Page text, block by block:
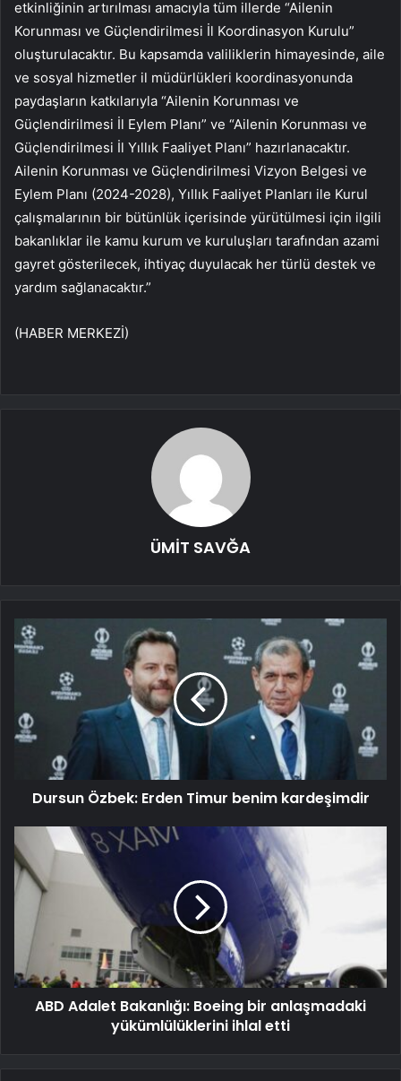
etkinliğinin artırılması amacıyla tüm illerde “Ailenin
Korunması ve Güçlendirilmesi İl Koordinasyon Kurulu”
oluşturulacaktır. Bu kapsamda valiliklerin himayesinde, aile
ve sosyal hizmetler il müdürlükleri koordinasyonunda
paydaşların katkılarıyla “Ailenin Korunması ve
Güçlendirilmesi İl Eylem Planı” ve “Ailenin Korunması ve
Güçlendirilmesi İl Yıllık Faaliyet Planı” hazırlanacaktır.
Ailenin Korunması ve Güçlendirilmesi Vizyon Belgesi ve
Eylem Planı (2024-2028), Yıllık Faaliyet Planları ile Kurul
çalışmalarının bir bütünlük içerisinde yürütülmesi için ilgili
bakanlıklar ile kamu kurum ve kuruluşları tarafından azami
gayret gösterilecek, ihtiyaç duyulacak her türlü destek ve
yardım sağlanacaktır.”
(HABER MERKEZİ)
ÜMİT SAVĞA
Dursun Özbek: Erden Timur benim kardeşimdir
ABD Adalet Bakanlığı: Boeing bir anlaşmadaki
yükümlülüklerini ihlal etti